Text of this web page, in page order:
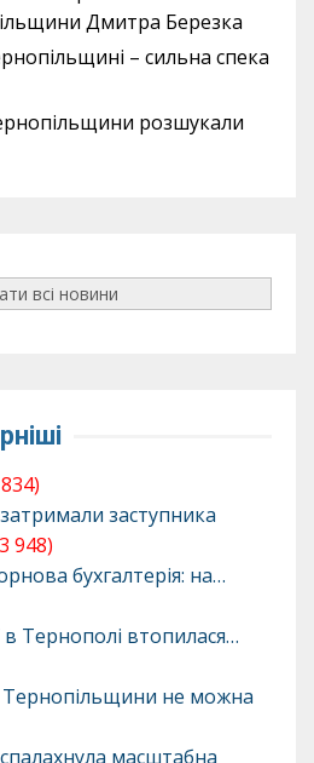
Дмитра Березка
– сильна спека
розшукали
всі новини
заступника
948)
бухгалтерія: на…
в Тернополі втопилася…
Тернопільщини не можна
масштабна